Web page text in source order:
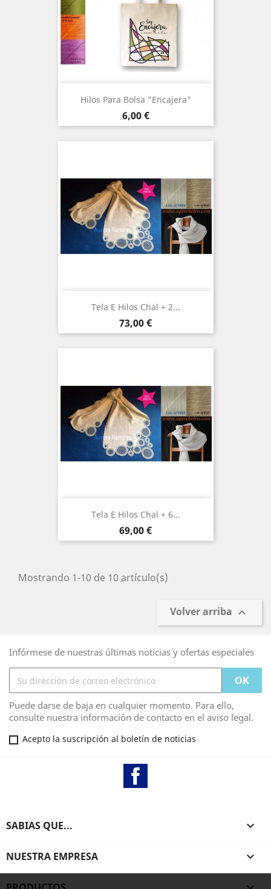
Hilos Para Bolsa "Encajera"
Precio
6,00 €
Tela E Hilos Chal + 2...
Precio
73,00 €
Tela E Hilos Chal + 6...
Precio
69,00 €
Mostrando 1-10 de 10 artículo(s)
Volver arriba 
Infórmese de nuestras últimas noticias y ofertas especiales
Puede darse de baja en cualquier momento. Para ello,
consulte nuestra información de contacto en el aviso legal.
Acepto la suscripción al boletín de noticias
SABIAS QUE... 
NUESTRA EMPRESA 